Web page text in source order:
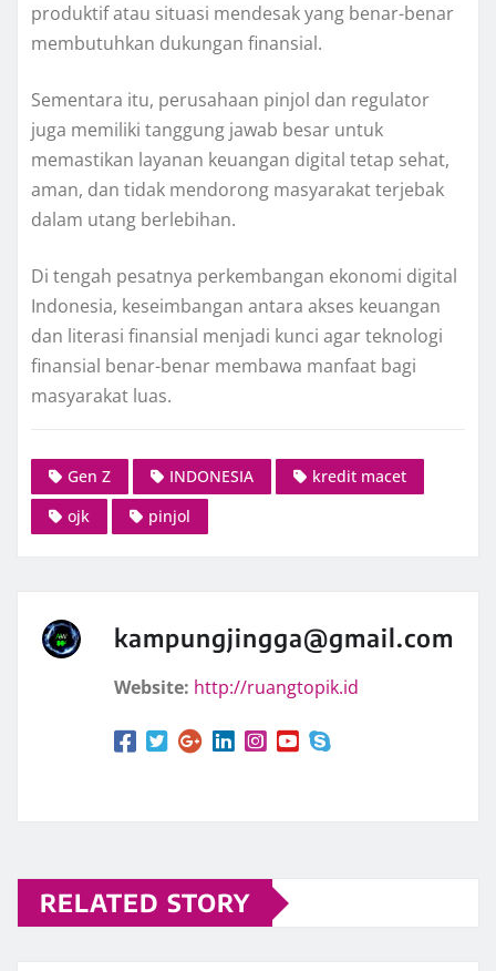
produktif atau situasi mendesak yang benar-benar
membutuhkan dukungan finansial.
Sementara itu, perusahaan pinjol dan regulator
juga memiliki tanggung jawab besar untuk
memastikan layanan keuangan digital tetap sehat,
aman, dan tidak mendorong masyarakat terjebak
dalam utang berlebihan.
Di tengah pesatnya perkembangan ekonomi digital
Indonesia, keseimbangan antara akses keuangan
dan literasi finansial menjadi kunci agar teknologi
finansial benar-benar membawa manfaat bagi
masyarakat luas.
Gen Z INDONESIA
kredit macet
ojk
pinjol
kampungjingga@gmail.com
Website: http://ruangtopik.id
RELATED STORY